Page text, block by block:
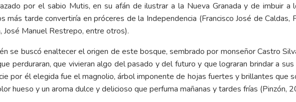
por el sabio Mutis, en su afán de ilustrar a la Nueva Granada y de imbuir a
más tarde convertiría en próceres de la Independencia (Francisco José de Caldas,
José Manuel Restrepo, entre otros).
se buscó enaltecer el origen de este bosque, sembrado por monseñor Castro
perduraran, que vivieran algo del pasado y del futuro y que lograran brindar a
por él elegida fue el magnolio, árbol imponente de hojas fuertes y brillantes que
hueso y un aroma dulce y delicioso que perfuma mañanas y tardes frías (Pinzón,